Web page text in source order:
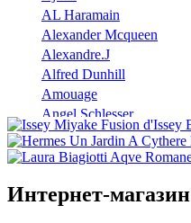
AL Haramain
Alexander Mcqueen
Alexandre.J
Alfred Dunhill
Amouage
Angel Schlesser
Anna Sui
Annayake
Antonio Banderas
Интернет-магазин